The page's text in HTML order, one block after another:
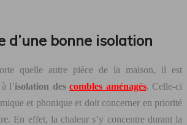
d’une bonne isolation
quelle autre pièce de la maison, il est
l’isolation des combles aménagés. Celle-ci
et phonique et doit concerner en priorité
En effet, la chaleur s’y concentre durant la